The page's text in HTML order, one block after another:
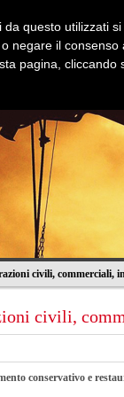
civili, commerciali,
civili,
conservativo e
questo utilizzati
negare il
pagina,